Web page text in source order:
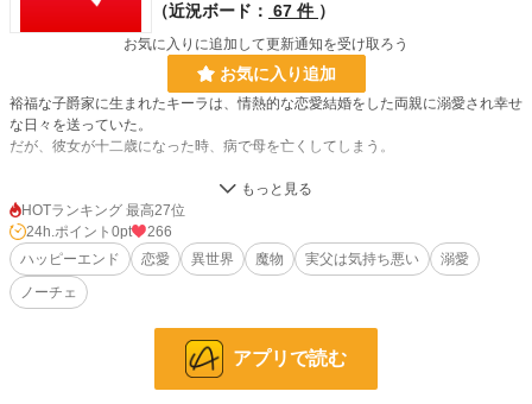
（近況ボード： 67 件 ）
お気に入りに追加して更新通知を受け取ろう
お気に入り追加
裕福な子爵家に生まれたキーラは、情熱的な恋愛結婚をした両親に溺愛され幸せ
な日々を送っていた。
だが、彼女が十二歳になった時、病で母を亡くしてしまう。
母を溺愛していた父はそれから引きこもり、やっと部屋から出てきたのは四年後
だった。そして久方ぶりに会った父は、キーラと母を混同し、執着してくる。
貞操の危機を感じたキーラは、父から逃げるために『嫁げば最後』と噂される、
死神と呼ばれる辺境伯家へと嫁ぐ算段を整えた。
「あっ、俺のお嫁さんいらしゃ～いっ！」
自分を守るために跡継ぎを産むことを条件に嫁いだ辺境伯家。愛なんて要らない
と思っていた彼女が出会ったのは、やたらと明るくどこか飄々とした若き辺境伯
HOTランキング 最高27位
24h.ポイント 0pt
266
ハッピーエンド
恋愛 異世界 魔物 実父は気持ち悪い
溺愛
ノーチェ
アプリで読む